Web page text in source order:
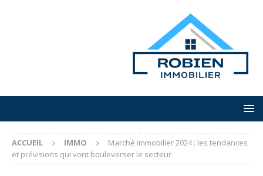
ACCUEIL IMMO
Marché immobilier 2024 : les tendances
et prévisions qui vont bouleverser le secteur